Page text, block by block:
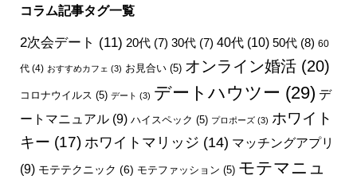
コラム記事タグ一覧
2次会デート (11) 20代(7) 30代(7) 40代(10) 50代(8) 60
代(4) おすすめカフェ (3) お見合い(5) オンライン婚活(20)
コロナウイルス (5) デート (3) デートハウツー (29) デ
ートマニュアル(9) ハイスペック (5) プロポーズ(3) ホワイト
キー (17) ホワイトマリッジ (14) マッチングアプリ
(9) モテテクニック (6) モテファッション (5) モテマニュ